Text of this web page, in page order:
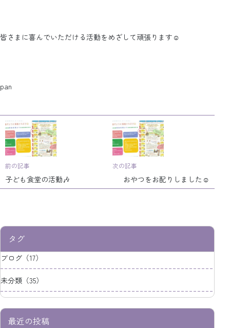
皆さまに喜んでいただける活動をめざして頑張ります☺
pan
前の記事
子ども食堂の活動🎶
次の記事
おやつをお配りしました☺
タグ
ブログ（17）
未分類（35）
最近の投稿